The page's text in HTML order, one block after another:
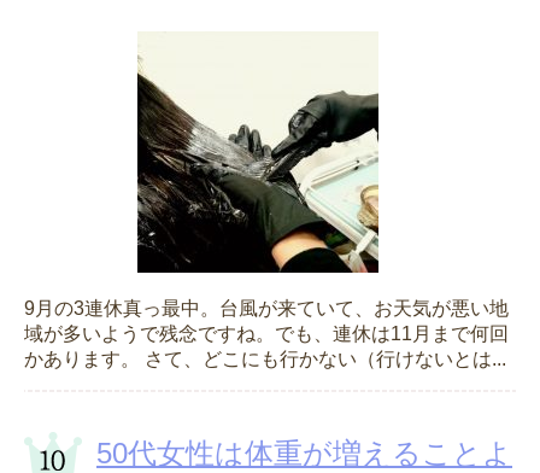
9月の3連休真っ最中。台風が来ていて、お天気が悪い地
域が多いようで残念ですね。でも、連休は11月まで何回
かあります。 さて、どこにも行かない（行けないとは...
50代女性は体重が増えることよ